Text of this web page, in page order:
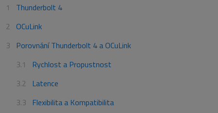
Thunderbolt 4
OCuLink
Porovnání Thunderbolt 4 a OCuLink
Rychlost a Propustnost
Latence
Flexibilita a Kompatibilita